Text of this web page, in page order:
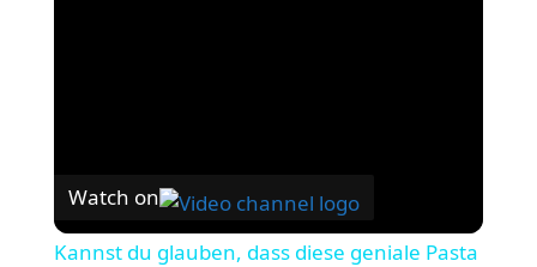
Watch on
Kannst du glauben, dass diese geniale Pasta